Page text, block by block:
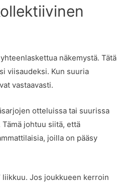
näkemystä. Tätä
viisaudeksi. Kun suuria
vastaavasti.
otteluissa tai suurissa
johtuu siitä, että
joilla on pääsy
liikkuu. Jos joukkueen kerroin